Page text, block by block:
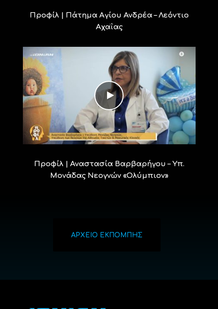
Προφίλ | Πάτημα Αγίου Ανδρέα – Λεόντιο
Αχαΐας
Προφίλ | Αναστασία Βαρβαρήγου – Υπ.
Μονάδας Νεογνών «Ολύμπιον»
ΑΡΧΕΙΟ ΕΚΠΟΜΠΗΣ